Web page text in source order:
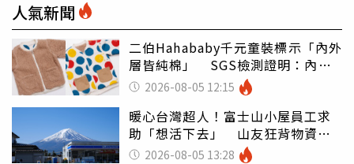
人氣新聞
二伯Hahababy千元童裝標示「內外
層皆純棉」 SGS檢測證明：內裡
100%聚酯纖維
2026-08-05 12:15
暖心台灣超人！富士山小屋員工求
助「想活下去」 山友狂背物資上
山：台灣真的是寶島
2026-08-05 13:28